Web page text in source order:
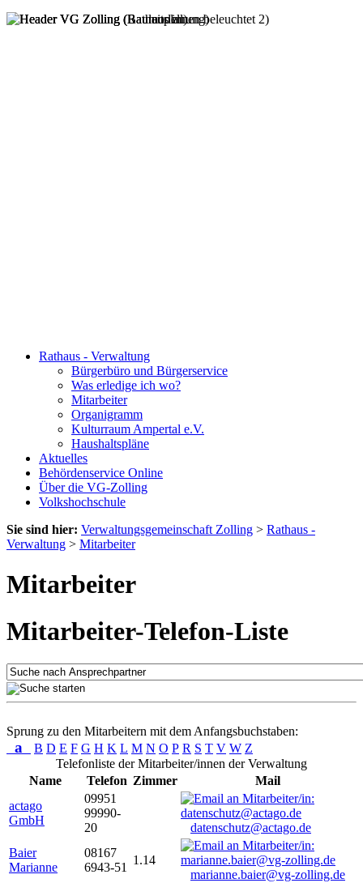
Rathaus - Verwaltung
Bürgerbüro und Bürgerservice
Was erledige ich wo?
Mitarbeiter
Organigramm
Kulturraum Ampertal e.V.
Haushaltspläne
Aktuelles
Behördenservice Online
Über die VG-Zolling
Volkshochschule
Sie sind hier: Verwaltungsgemeinschaft Zolling > Rathaus -
Verwaltung > Mitarbeiter
Mitarbeiter
Mitarbeiter-Telefon-Liste
Sprung zu den Mitarbeitern mit dem Anfangsbuchstaben:
a B D E F G H K L M N O P R S T V W Z
Telefonliste der Mitarbeiter/innen der Verwaltung
Name
Telefon Zimmer
Mail
actago
GmbH
09951
99990-
20
datenschutz@actago.de
Baier
Marianne
08167
6943-51
1.14
marianne.baier@vg-zolling.de